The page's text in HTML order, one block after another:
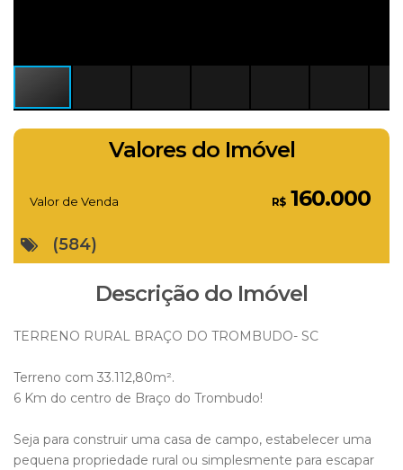
Valores do Imóvel
R$160.000
Valor de Venda
(584)
Descrição do Imóvel
TERRENO RURAL BRAÇO DO TROMBUDO- SC
Terreno com 33.112,80m².
6 Km do centro de Braço do Trombudo!
Seja para construir uma casa de campo, estabelecer uma
pequena propriedade rural ou simplesmente para escapar